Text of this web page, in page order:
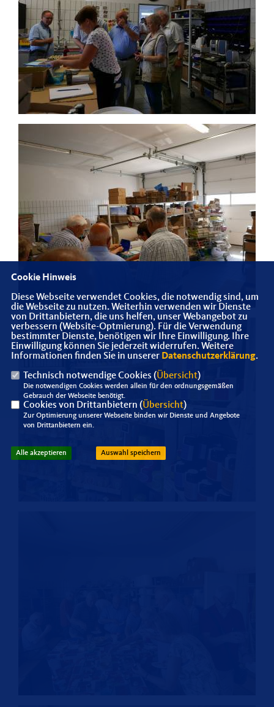
Cookie Hinweis
Diese Webseite verwendet Cookies, die notwendig sind, um
die Webseite zu nutzen. Weiterhin verwenden wir Dienste
von Drittanbietern, die uns helfen, unser Webangebot zu
verbessern (Website-Optmierung). Für die Verwendung
bestimmter Dienste, benötigen wir Ihre Einwilligung. Ihre
Einwilligung können Sie jederzeit widerrufen. Weitere
Informationen finden Sie in unserer Datenschutzerklärung.
Technisch notwendige Cookies (Übersicht)
Die notwendigen Cookies werden allein für den ordnungsgemäßen
Gebrauch der Webseite benötigt.
Cookies von Drittanbietern (Übersicht)
Zur Optimierung unserer Webseite binden wir Dienste und Angebote
von Drittanbietern ein.
Alle akzeptieren Auswahl speichern